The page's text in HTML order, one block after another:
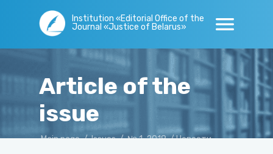
Institution «Editorial Office of the
Journal «Justice of Belarus»
Article of the
issue
Main page / Issues / № 1, 2018 /Новости